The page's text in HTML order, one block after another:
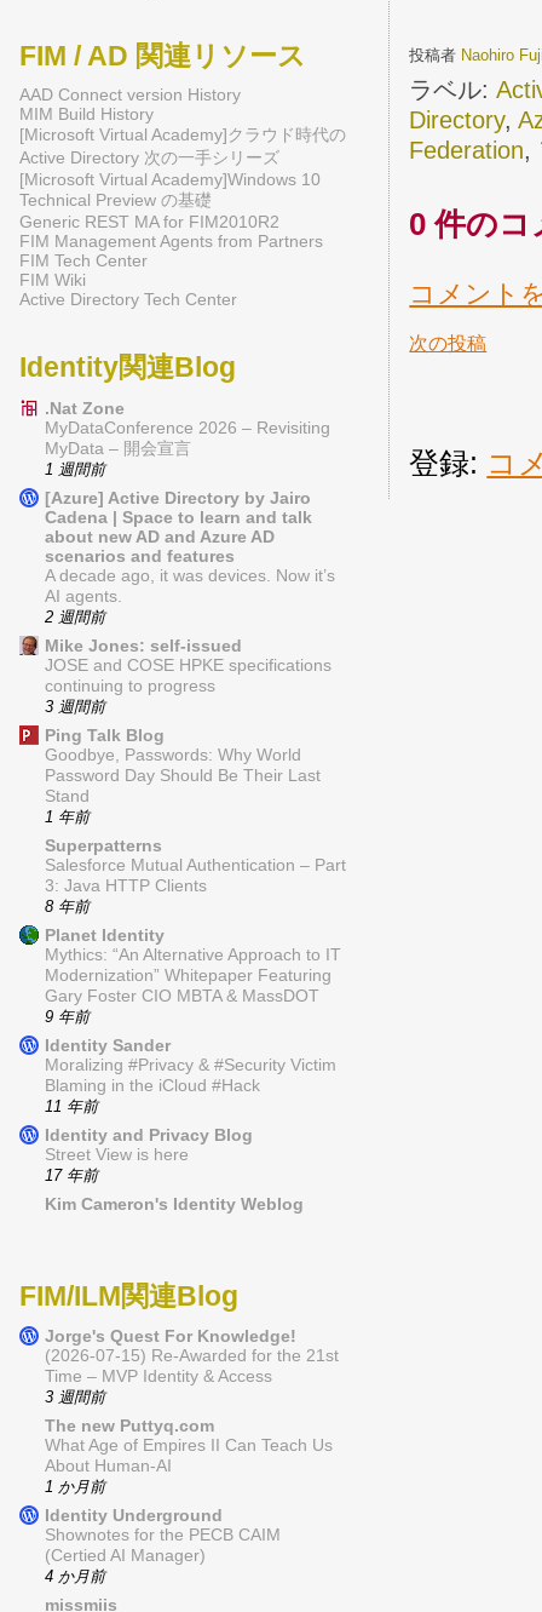
投稿者 Naohiro
ラベル:
Directory,
Federation,
0 件の
コメント
次の投稿
登録: コ
FIM / AD 関連リソース
AAD Connect version History
MIM Build History
[Microsoft Virtual Academy]クラウド時代の
Active Directory 次の一手シリーズ
[Microsoft Virtual Academy]Windows 10
Technical Preview の基礎
Generic REST MA for FIM2010R2
FIM Management Agents from Partners
FIM Tech Center
FIM Wiki
Active Directory Tech Center
Identity関連Blog
.Nat Zone
MyDataConference 2026 – Revisiting
MyData – 開会宣言
1 週間前
[Azure] Active Directory by Jairo
Cadena | Space to learn and talk
about new AD and Azure AD
scenarios and features
A decade ago, it was devices. Now it’s
AI agents.
2 週間前
Mike Jones: self-issued
JOSE and COSE HPKE specifications
continuing to progress
3 週間前
Ping Talk Blog
Goodbye, Passwords: Why World
Password Day Should Be Their Last
Stand
1 年前
Superpatterns
Salesforce Mutual Authentication – Part
3: Java HTTP Clients
8 年前
Planet Identity
Mythics: “An Alternative Approach to IT
Modernization” Whitepaper Featuring
Gary Foster CIO MBTA & MassDOT
9 年前
Identity Sander
Moralizing #Privacy & #Security Victim
Blaming in the iCloud #Hack
11 年前
Identity and Privacy Blog
Street View is here
17 年前
Kim Cameron's Identity Weblog
FIM/ILM関連Blog
Jorge's Quest For Knowledge!
(2026-07-15) Re-Awarded for the 21st
Time – MVP Identity & Access
3 週間前
The new Puttyq.com
What Age of Empires II Can Teach Us
About Human-AI
1 か月前
Identity Underground
Shownotes for the PECB CAIM
(Certied AI Manager)
4 か月前
missmiis